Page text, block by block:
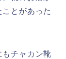
とがあった
チャカン靴